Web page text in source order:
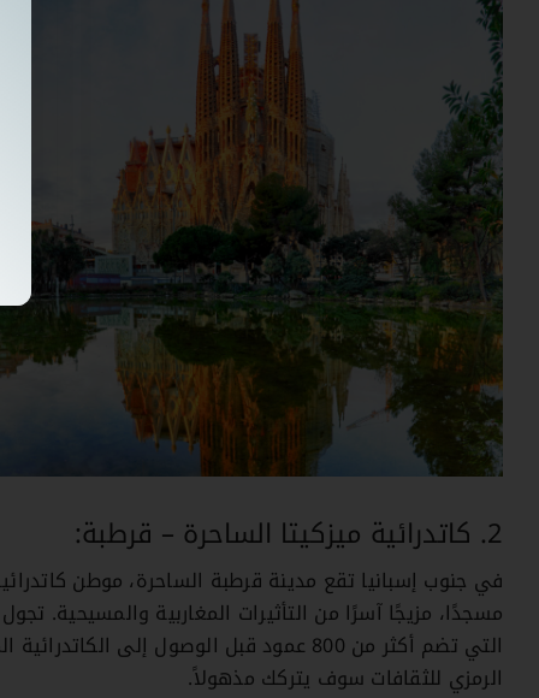
2. كاتدرائية ميزكيتا الساحرة – قرطبة:
في جنوب إسبانيا تقع مدينة قرطبة الساحرة، موطن
مسجدًا، مزيجًا آسرًا من التأثيرات المغاربية والمسيحية.
التي تضم أكثر من 800 عمود قبل الوصول
الرمزي للثقافات سوف يتركك مذهولاً.